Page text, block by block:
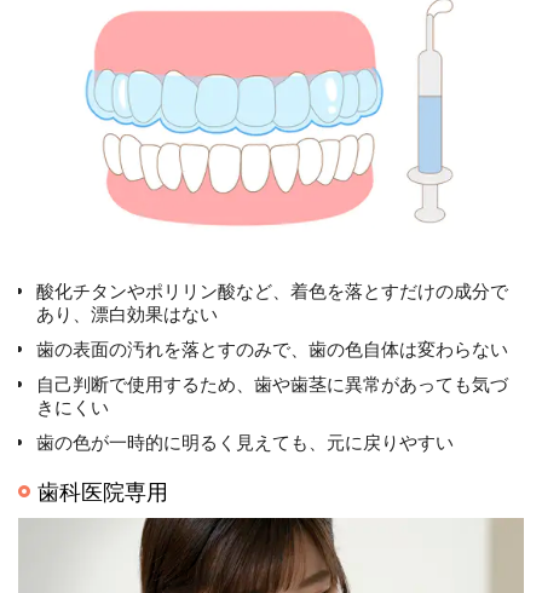
酸化チタンやポリリン酸など、着色を落とすだけの成分で
あり、漂白効果はない
歯の表面の汚れを落とすのみで、歯の色自体は変わらない
自己判断で使用するため、歯や歯茎に異常があっても気づ
きにくい
歯の色が一時的に明るく見えても、元に戻りやすい
歯科医院専用